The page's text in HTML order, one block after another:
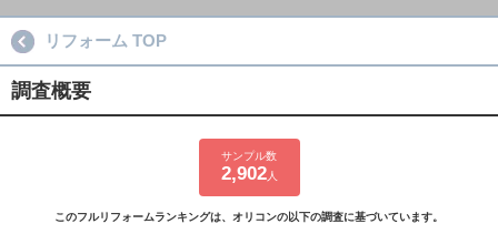
リフォーム TOP
調査概要
サンプル数
2,902人
このフルリフォームランキングは、オリコンの以下の調査に基づいています。